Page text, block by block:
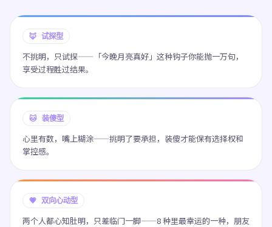
🦊 试探型
不挑明，只试探——「今晚月亮真好」这种钩子你能抛一万句，
享受过程胜过结果。
🐱 装傻型
心里有数，嘴上糊涂——挑明了要承担，装傻才能保有选择权和
掌控感。
💗 双向心动型
两个人都心知肚明，只差临门一脚——8 种里最幸运的一种，朋友